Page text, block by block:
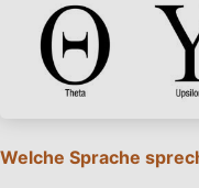
Welche Sprache